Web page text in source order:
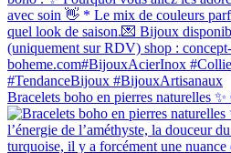
Bracelets boho en pierres naturelles